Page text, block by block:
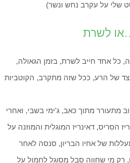
שלי על עקרב נחש ונשר)
לשרת
אחד חייב לשרת, בזמן הגאולה,
של הרע, ככל שזה מתקרב, הקוטביות
מתעורר מתוך כאב, ג'ימי בשבי, ואחרי
הסריס, דאינריז המוגלית והמוזנה על
של אחיו הבריון, סנסה לאחר
רק מי שחווה סבל מסוגל לחמול על